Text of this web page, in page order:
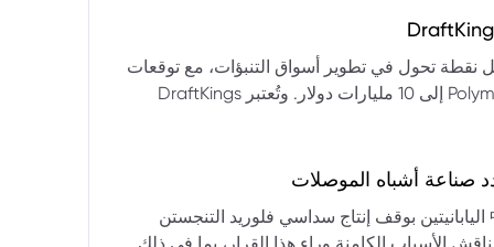
التوظيف، تضع المستثمرين في حالة صراع بين
القطاعات وتبادل الأنماط، مع تباعد آراء المستثمرين حول
من بيرنشتاين إلى أن كأس العالم 2026 قد تمثل نقطة تحول في تطوير أسواق التنبؤات، مع توقعات
بأن تصل حجم الرهانات الأمريكية في أسواق مثل Kalshi و Polymarket إلى 10 مليارات دولار. وتُعتبر DraftKings
باللغة الإسبانية، بالإضافة إلى توسعها في
صناعة أشباه الموصلات
يستعرض هذا التحليل تداعيات قرار شركتي關東電化 و中央硝子 اليابانيتين بوقف إنتاج سداسي فلوريد التنجستن